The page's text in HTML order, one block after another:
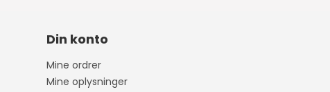
Din konto
Mine ordrer
Mine oplysninger